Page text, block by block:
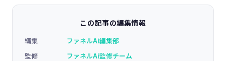
この記事の編集情報
編集
ファネルAi編集部
監修
ファネルAi監修チーム